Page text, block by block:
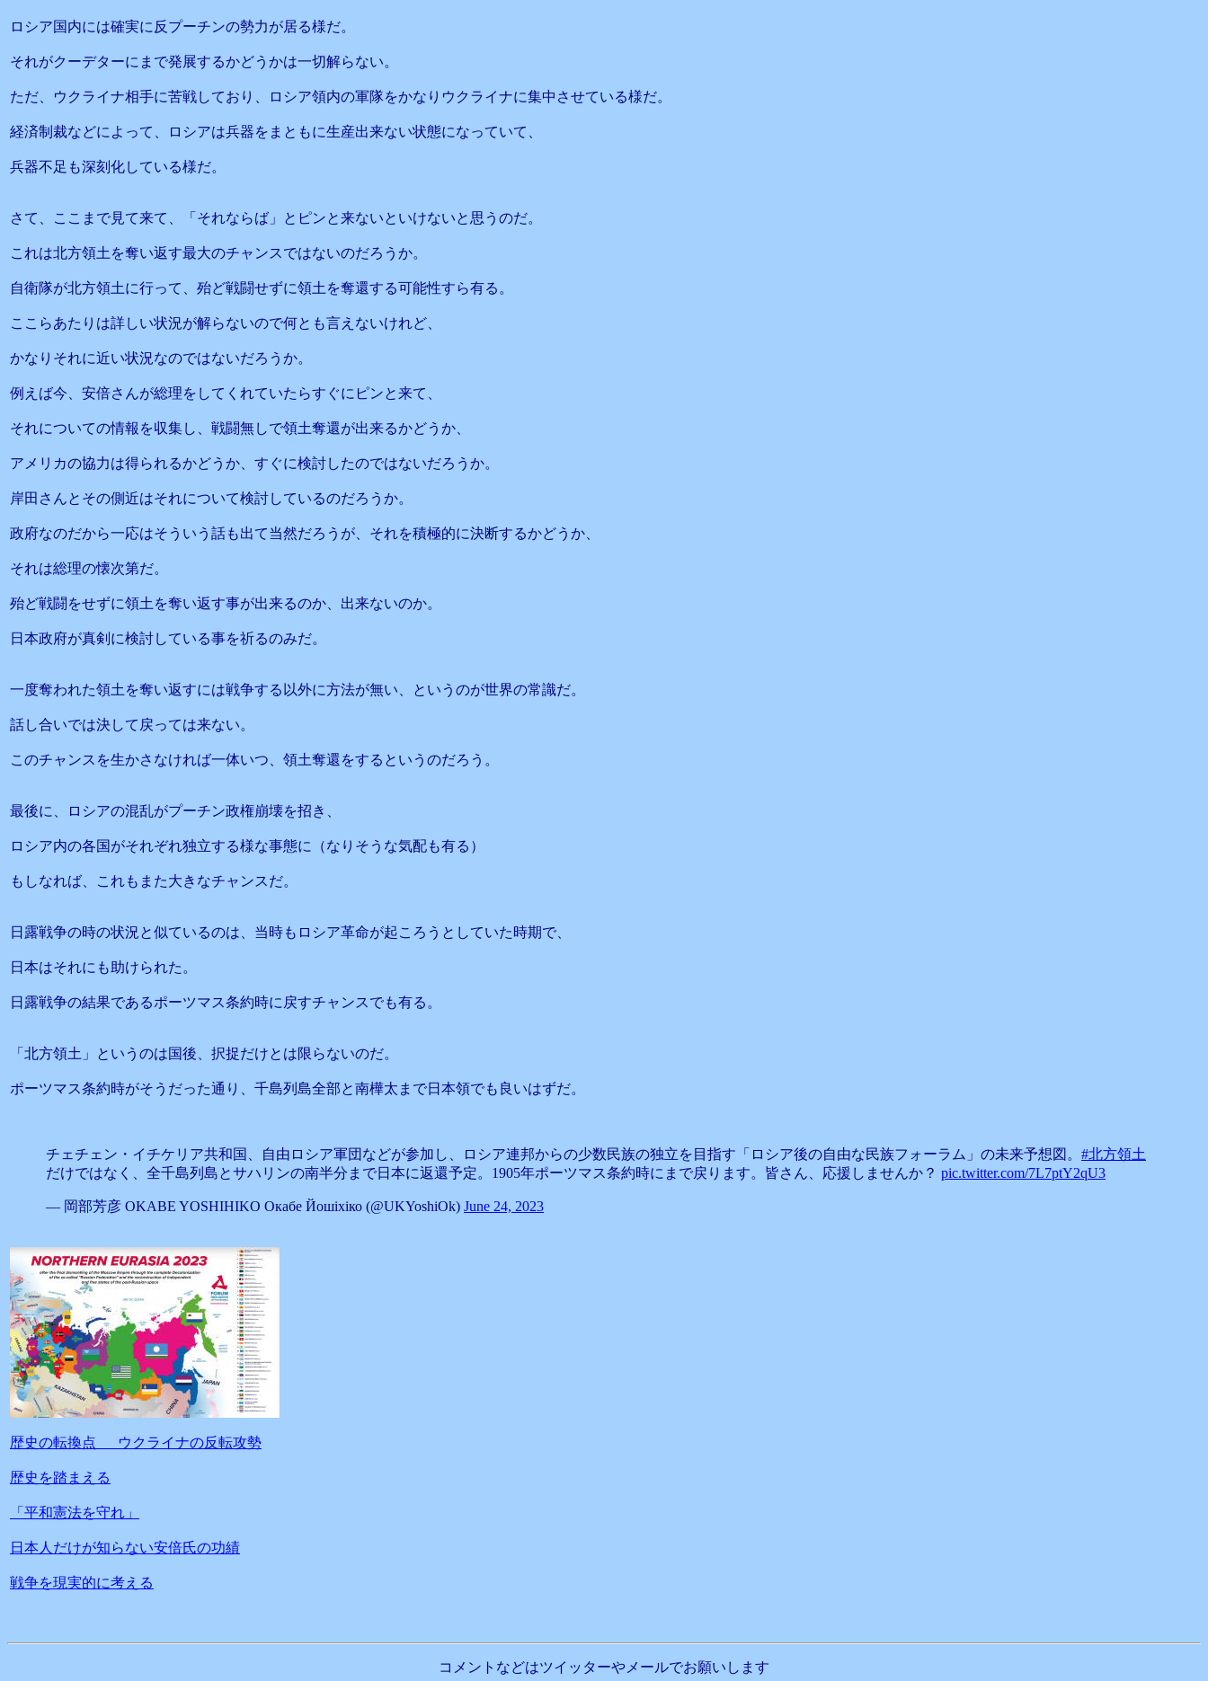
ロシア国内には確実に反プーチンの勢力が居る様だ。
それがクーデターにまで発展するかどうかは一切解らない。
ただ、ウクライナ相手に苦戦しており、ロシア領内の軍隊をかなりウクライナに集中させている様だ。
経済制裁などによって、ロシアは兵器をまともに生産出来ない状態になっていて、
兵器不足も深刻化している様だ。
さて、ここまで見て来て、「それならば」とピンと来ないといけないと思うのだ。
これは北方領土を奪い返す最大のチャンスではないのだろうか。
自衛隊が北方領土に行って、殆ど戦闘せずに領土を奪還する可能性すら有る。
ここらあたりは詳しい状況が解らないので何とも言えないけれど、
かなりそれに近い状況なのではないだろうか。
例えば今、安倍さんが総理をしてくれていたらすぐにピンと来て、
それについての情報を収集し、戦闘無しで領土奪還が出来るかどうか、
アメリカの協力は得られるかどうか、すぐに検討したのではないだろうか。
岸田さんとその側近はそれについて検討しているのだろうか。
政府なのだから一応はそういう話も出て当然だろうが、それを積極的に決断するかどうか、
それは総理の懐次第だ。
殆ど戦闘をせずに領土を奪い返す事が出来るのか、出来ないのか。
日本政府が真剣に検討している事を祈るのみだ。
一度奪われた領土を奪い返すには戦争する以外に方法が無い、というのが世界の常識だ。
話し合いでは決して戻っては来ない。
このチャンスを生かさなければ一体いつ、領土奪還をするというのだろう。
最後に、ロシアの混乱がプーチン政権崩壊を招き、
ロシア内の各国がそれぞれ独立する様な事態に（なりそうな気配も有る）
もしなれば、これもまた大きなチャンスだ。
日露戦争の時の状況と似ているのは、当時もロシア革命が起ころうとしていた時期で、
日本はそれにも助けられた。
日露戦争の結果であるポーツマス条約時に戻すチャンスでも有る。
「北方領土」というのは国後、択捉だけとは限らないのだ。
ポーツマス条約時がそうだった通り、千島列島全部と南樺太まで日本領でも良いはずだ。
チェチェン・イチケリア共和国、自由ロシア軍団などが参加し、ロシア連邦からの少数民族の独立を目指す「ロシア後の自由な民族フォーラム」の未来予想図。 #北方領土
だけではなく、全千島列島とサハリンの南半分まで日本に返還予定。1905年ポーツマス条約時にまで戻ります。皆さん、応援しませんか？ pic.twitter.com/7L7ptY2qU3
— 岡部芳彦 OKABE YOSHIHIKO Окабе Йошіхіко (@UKYoshiOk) June 24, 2023
歴史の転換点 ウクライナの反転攻勢
歴史を踏まえる
「平和憲法を守れ」
日本人だけが知らない安倍氏の功績
戦争を現実的に考える
コメントなどはツイッターやメールでお願いします